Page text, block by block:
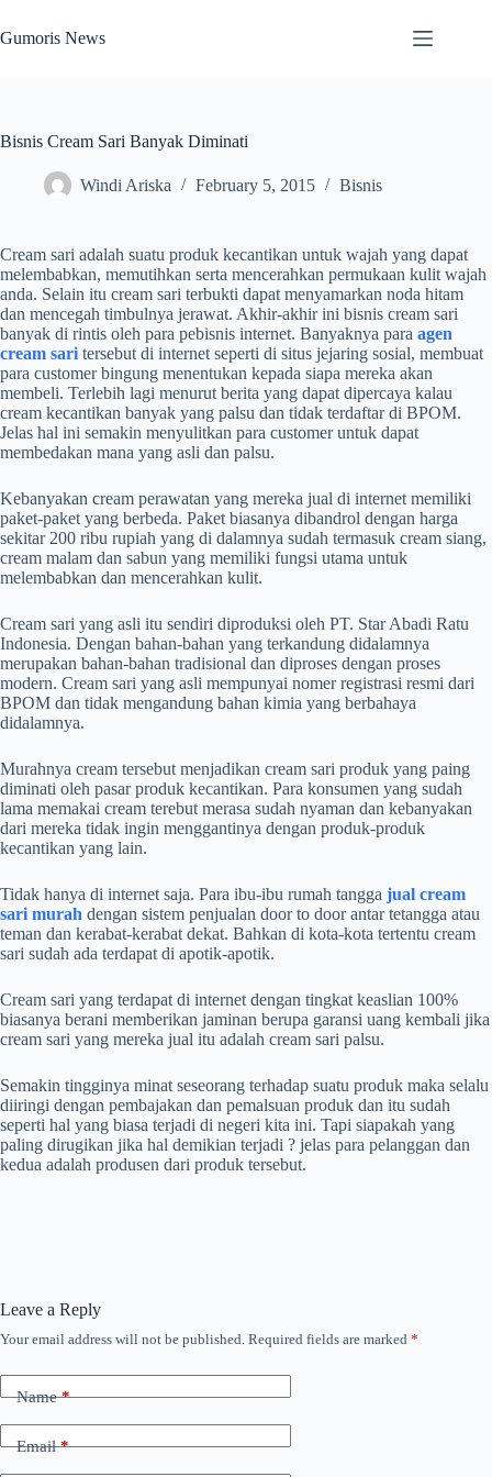
to
content
Gumoris News
Bisnis Cream Sari Banyak Diminati
Windi Ariska February 5, 2015 Bisnis
Cream sari adalah suatu produk kecantikan untuk wajah yang dapat
melembabkan, memutihkan serta mencerahkan permukaan kulit wajah
anda. Selain itu cream sari terbukti dapat menyamarkan noda hitam
dan mencegah timbulnya jerawat. Akhir-akhir ini bisnis cream sari
banyak di rintis oleh para pebisnis internet. Banyaknya para agen
cream sari tersebut di internet seperti di situs jejaring sosial, membuat
para customer bingung menentukan kepada siapa mereka akan
membeli. Terlebih lagi menurut berita yang dapat dipercaya kalau
cream kecantikan banyak yang palsu dan tidak terdaftar di BPOM.
Jelas hal ini semakin menyulitkan para customer untuk dapat
membedakan mana yang asli dan palsu.
Kebanyakan cream perawatan yang mereka jual di internet memiliki
paket-paket yang berbeda. Paket biasanya dibandrol dengan harga
sekitar 200 ribu rupiah yang di dalamnya sudah termasuk cream siang,
cream malam dan sabun yang memiliki fungsi utama untuk
melembabkan dan mencerahkan kulit.
Cream sari yang asli itu sendiri diproduksi oleh PT. Star Abadi Ratu
Indonesia. Dengan bahan-bahan yang terkandung didalamnya
merupakan bahan-bahan tradisional dan diproses dengan proses
modern. Cream sari yang asli mempunyai nomer registrasi resmi dari
BPOM dan tidak mengandung bahan kimia yang berbahaya
didalamnya.
Murahnya cream tersebut menjadikan cream sari produk yang paing
diminati oleh pasar produk kecantikan. Para konsumen yang sudah
lama memakai cream terebut merasa sudah nyaman dan kebanyakan
dari mereka tidak ingin menggantinya dengan produk-produk
kecantikan yang lain.
Tidak hanya di internet saja. Para ibu-ibu rumah tangga jual cream
sari murah dengan sistem penjualan door to door antar tetangga atau
teman dan kerabat-kerabat dekat. Bahkan di kota-kota tertentu cream
sari sudah ada terdapat di apotik-apotik.
Cream sari yang terdapat di internet dengan tingkat keaslian 100%
biasanya berani memberikan jaminan berupa garansi uang kembali jika
cream sari yang mereka jual itu adalah cream sari palsu.
Semakin tingginya minat seseorang terhadap suatu produk maka selalu
diiringi dengan pembajakan dan pemalsuan produk dan itu sudah
seperti hal yang biasa terjadi di negeri kita ini. Tapi siapakah yang
paling dirugikan jika hal demikian terjadi ? jelas para pelanggan dan
kedua adalah produsen dari produk tersebut.
Leave a Reply
Your email address will not be published. Required fields are marked *
Name*
Email*